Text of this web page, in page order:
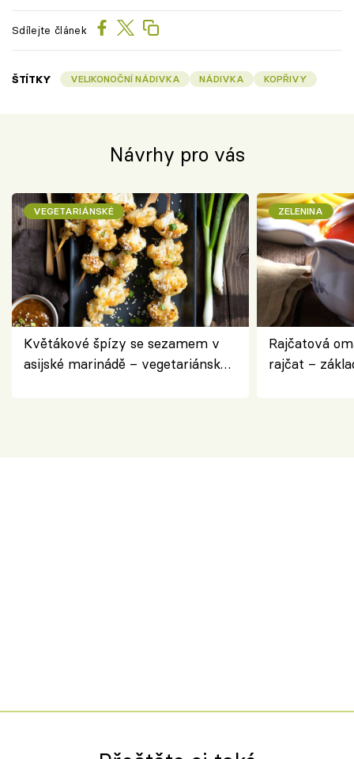
Sdílejte článek
ŠTÍTKY VELIKONOČNÍ NÁDIVKA NÁDIVKA KOPŘIVY
Návrhy pro vás
VEGETARIÁNSKÉ
Květákové špízy se sezamem v
asijské marinádě – vegetariánská
ZELENINA
Rajčatová
rajčat –